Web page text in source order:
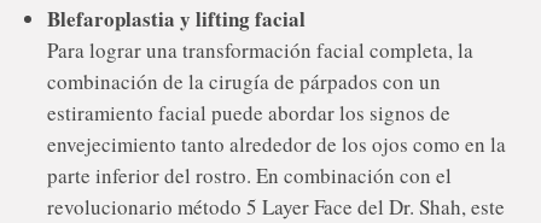
Blefaroplastia y lifting facial
Para lograr una transformación facial completa, la
combinación de la cirugía de párpados con un
estiramiento facial puede abordar los signos de
envejecimiento tanto alrededor de los ojos como en la
parte inferior del rostro. En combinación con el
revolucionario método 5 Layer Face del Dr. Shah, este